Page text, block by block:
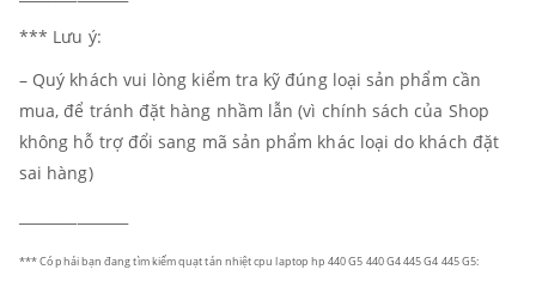
*** Lưu ý:
– Quý khách vui lòng kiểm tra kỹ đúng loại sản phẩm cần
mua, để tránh đặt hàng nhầm lẫn (vì chính sách của Shop
không hỗ trợ đổi sang mã sản phẩm khác loại do khách đặt
sai hàng)
*** Có phải bạn đang tìm kiếm quạt tản nhiệt cpu laptop hp 440 G5 440 G4 445 G4 445 G5: